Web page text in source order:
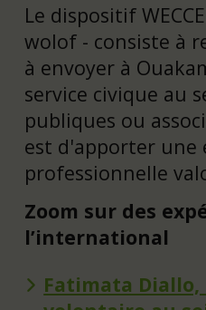
Le dispositif
wolof - consiste à
à envoyer à
service civique au
publiques ou
est d'apporter une
professionnelle
Zoom sur des
l’international
Fatimata Diallo,